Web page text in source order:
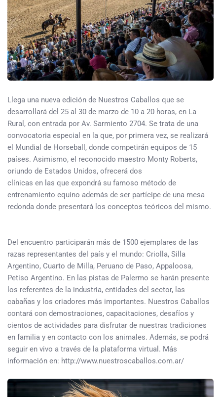
Llega una nueva edición de Nuestros Caballos que se
desarrollará del 25 al 30 de marzo de 10 a 20 horas, en La
Rural, con entrada por Av. Sarmiento 2704. Se trata de una
convocatoria especial en la que, por primera vez, se realizará
el Mundial de Horseball, donde competirán equipos de 15
países. Asimismo, el reconocido maestro Monty Roberts,
oriundo de Estados Unidos, ofrecerá dos
clínicas en las que expondrá su famoso método de
entrenamiento equino además de ser partícipe de una mesa
redonda donde presentará los conceptos teóricos del mismo.
Del encuentro participarán más de 1500 ejemplares de las
razas representantes del país y el mundo: Criolla, Silla
Argentino, Cuarto de Milla, Peruano de Paso, Appaloosa,
Petiso Argentino. En las pistas de Palermo se harán presente
los referentes de la industria, entidades del sector, las
cabañas y los criadores más importantes. Nuestros Caballos
contará con demostraciones, capacitaciones, desafíos y
cientos de actividades para disfrutar de nuestras tradiciones
en familia y en contacto con los animales. Además, se podrá
seguir en vivo a través de la plataforma virtual. Más
información en: http://www.nuestroscaballos.com.ar/